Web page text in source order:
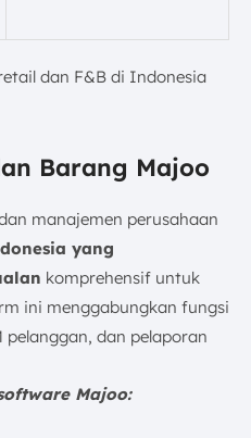
dan F&B di Indonesia
Barang Majoo
manajemen perusahaan
yang
komprehensif untuk
ini menggabungkan fungsi
pelanggan, dan pelaporan
Majoo: